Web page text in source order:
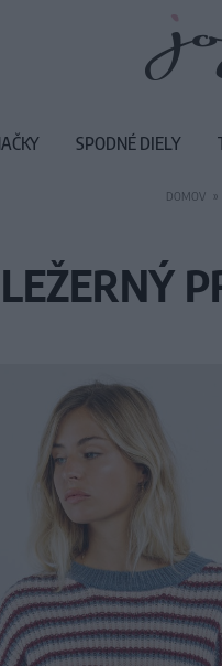
DOMOV
LEŽERNÝ
SPODNÉ DIELY